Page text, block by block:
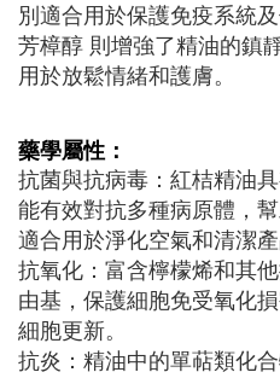
別適合用於保護免疫系統
芳樟醇 則增強了精油的鎮
用於放鬆情緒和護膚。
藥學屬性：
抗菌與抗病毒：紅桔精油
能有效對抗多種病原體，
適合用於淨化空氣和清潔產
抗氧化：富含檸檬烯和其
由基，保護細胞免受氧化
細胞更新。
抗炎：精油中的單萜類化